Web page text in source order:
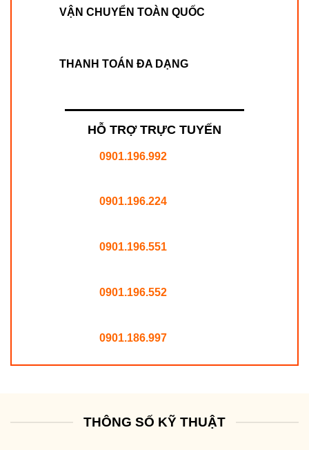
VẬN CHUYỂN TOÀN QUỐC
THANH TOÁN ĐA DẠNG
HỖ TRỢ TRỰC TUYẾN
0901.196.992
0901.196.224
0901.196.551
0901.196.552
0901.186.997
THÔNG SỐ KỸ THUẬT